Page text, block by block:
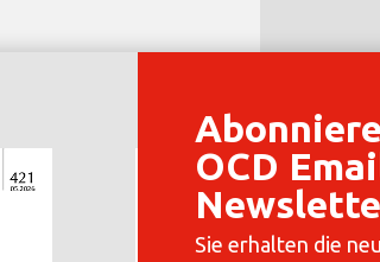
OCD
Sie erhalten die